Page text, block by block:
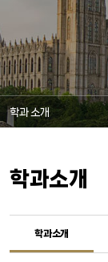
학과 소개
학과소개
학과소개